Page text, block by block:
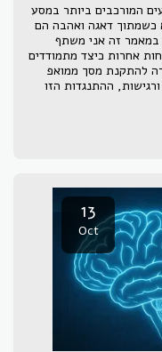
אחד הרגעים המורכבים ביותר במסע
כשמתוך דאגה ואהבה הם
במאמר זה אני משתף
אחרות כיצד מתמודדים
להתקנת מסך ממואפ
ההתנגדות הזו
13
Oct